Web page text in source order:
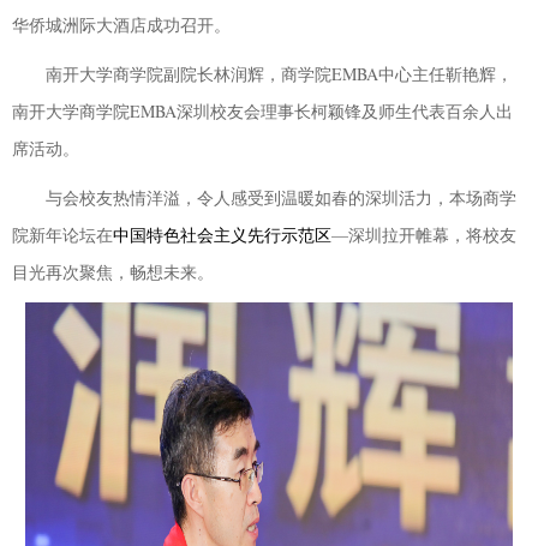
华侨城洲际大酒店成功召开。
南开大学商学院副院长林润辉，商学院EMBA中心主任靳艳辉，
南开大学商学院EMBA深圳校友会理事长柯颖锋及师生代表百余人出
席活动。
与会校友热情洋溢，令人感受到温暖如春的深圳活力，本场商学
院新年论坛在中国特色社会主义先行示范区—深圳拉开帷幕，将校友
目光再次聚焦，畅想未来。